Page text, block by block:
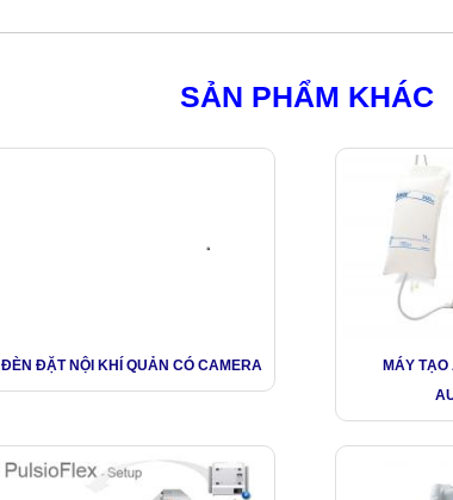
SẢN PHẨM KHÁC
ĐÈN ĐẶT NỘI KHÍ QUẢN CÓ CAMERA
MÁY